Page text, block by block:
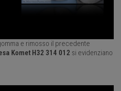
e rimosso il precedente
Komet H32 314 012 si evidenziano